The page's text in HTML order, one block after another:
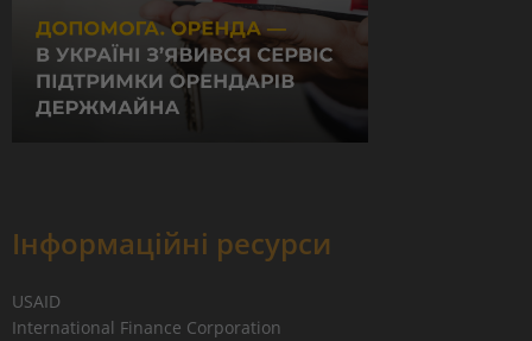
Інформаційні ресурси
USAID
International Finance Corporation